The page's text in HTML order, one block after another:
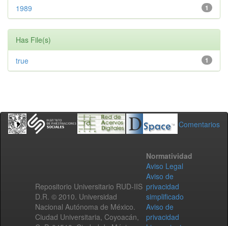
1
1989
Has File(s)
1
true
Comentarios
Repositorio Universitario RUD-IIS
D.R. © 2010. Universidad
Nacional Autónoma de México.
Ciudad Universitaria, Coyoacán,
Normatividad
Aviso Legal
Aviso de
privacidad
simplificado
Aviso de
privacidad